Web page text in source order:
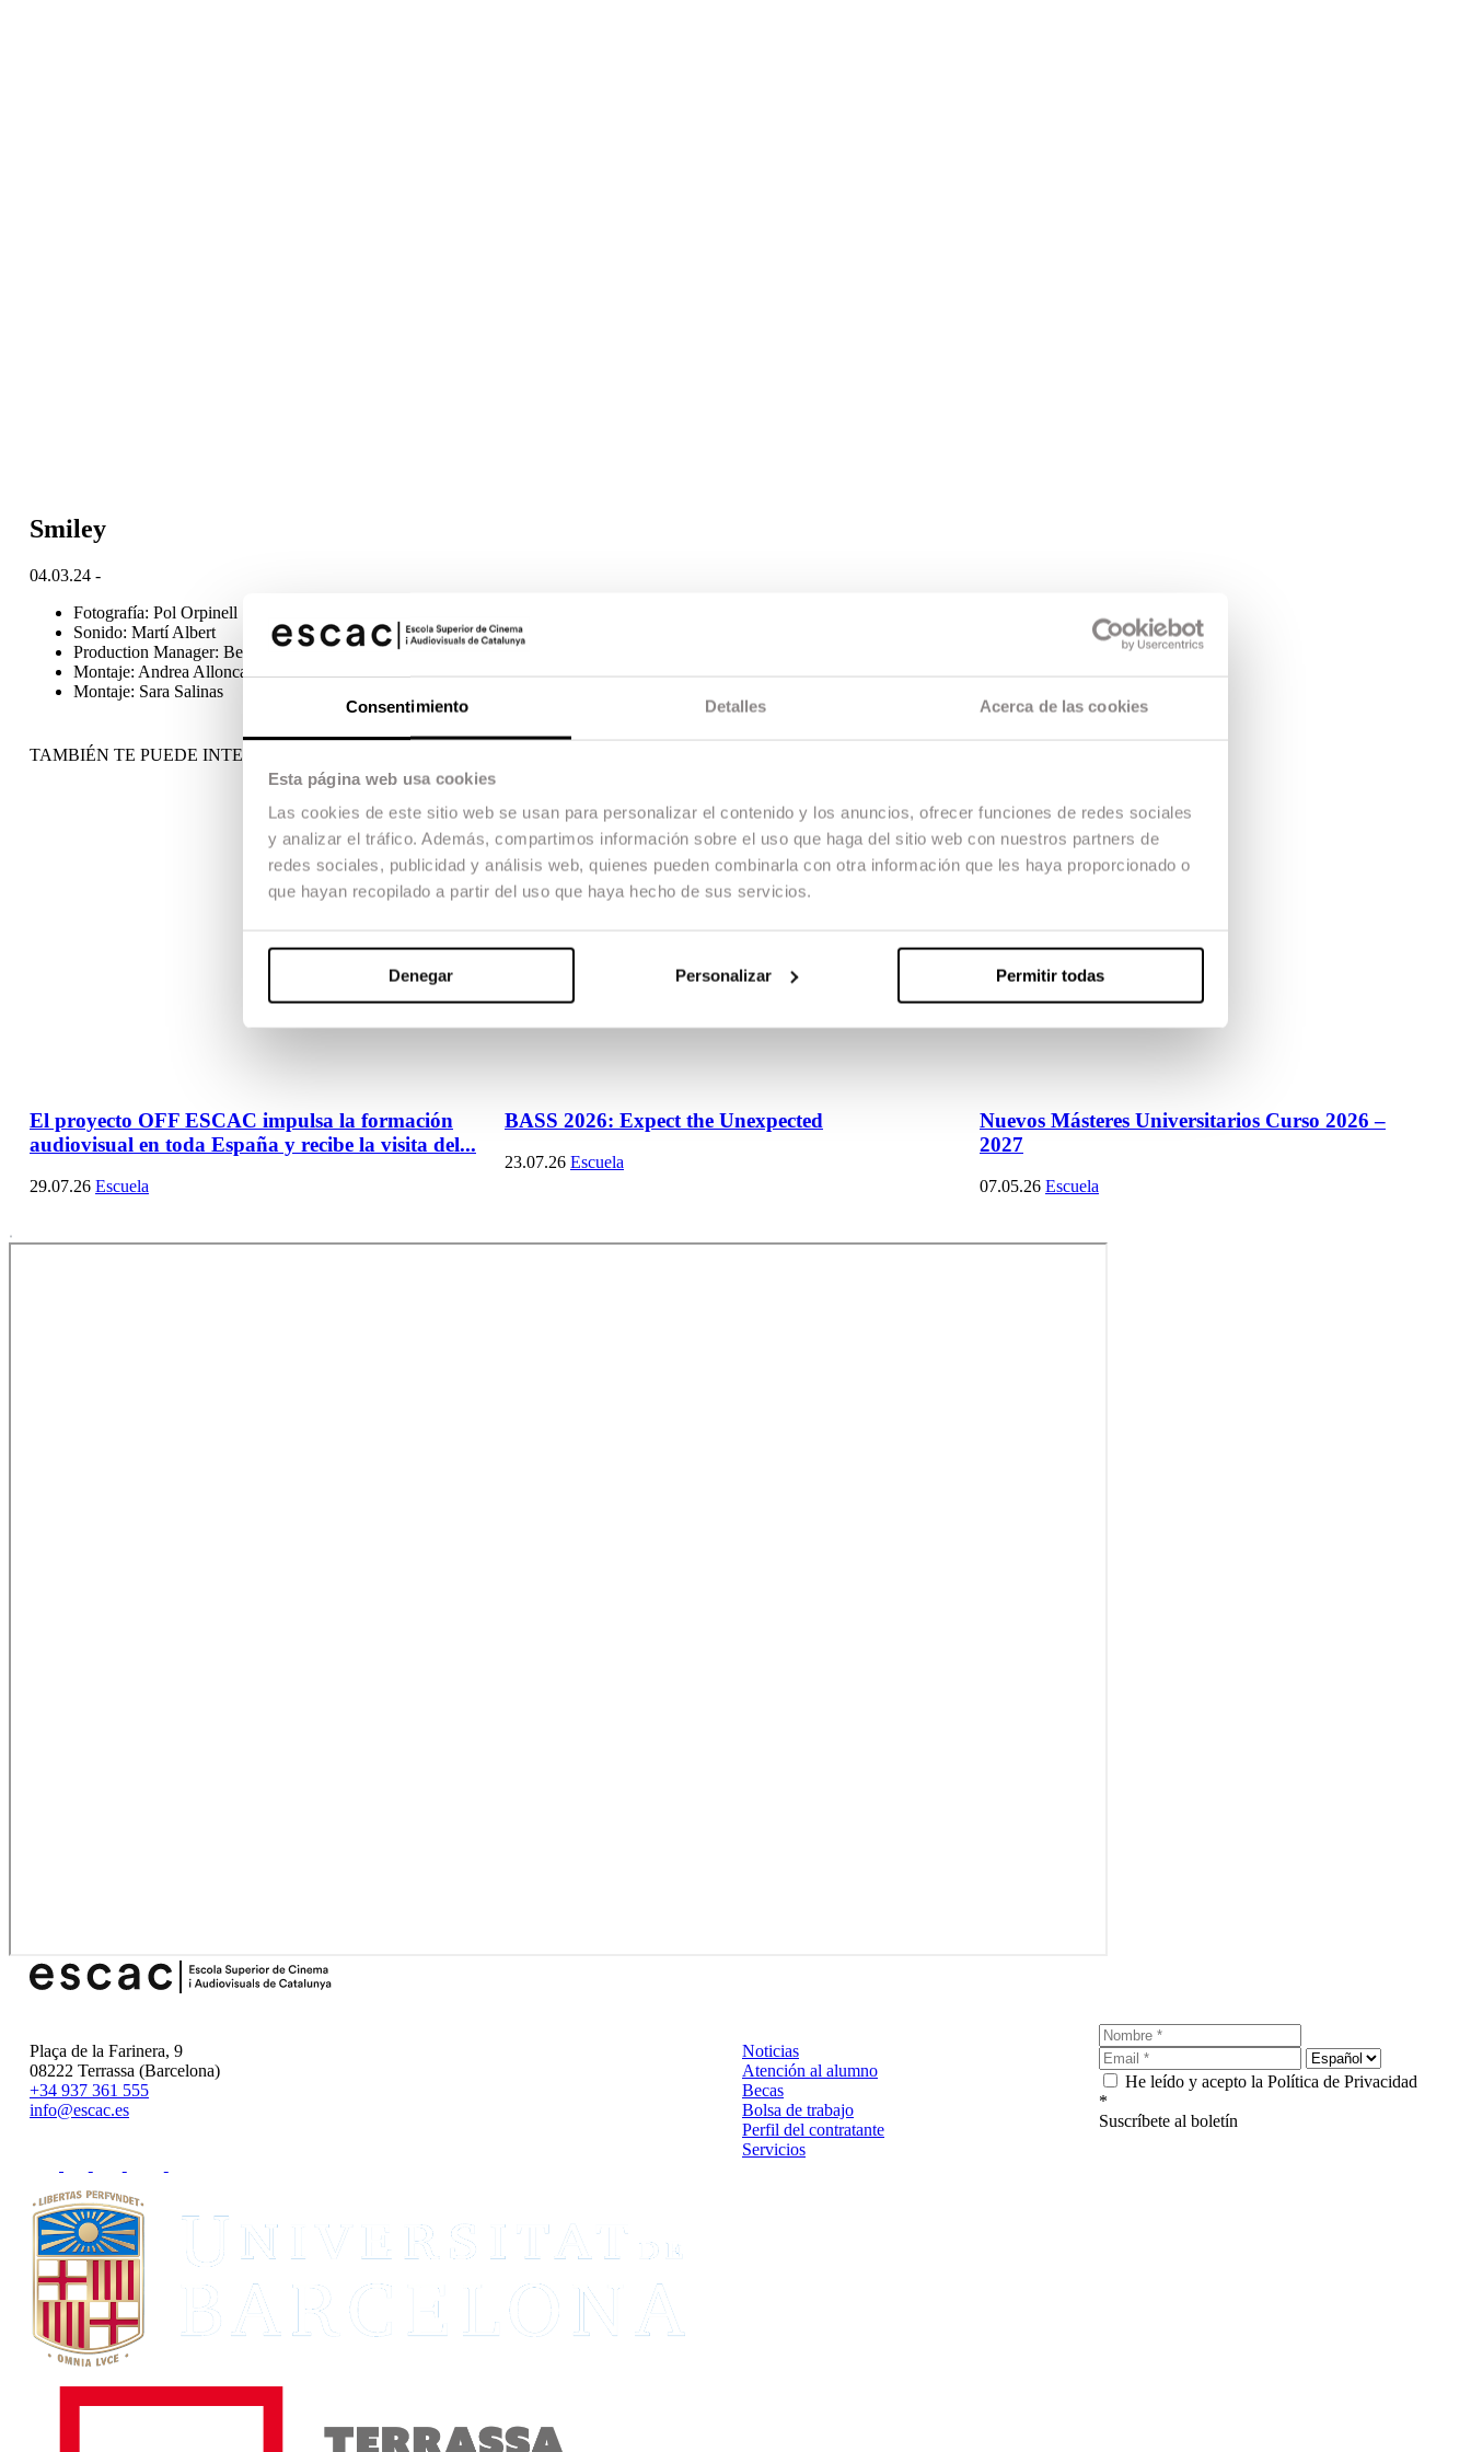
Consentimiento Detalles Acerca de las cookies
Esta página web usa cookies
Las cookies de este sitio web se usan para personalizar el contenido y los anuncios, ofrecer funciones de redes sociales
y analizar el tráfico. Además, compartimos información sobre el uso que haga del sitio web con nuestros partners de
redes sociales, publicidad y análisis web, quienes pueden combinarla con otra información que les haya proporcionado o
que hayan recopilado a partir del uso que haya hecho de sus servicios.
Denegar Personalizar Permitir todas
Smiley
04.03.24 -
Fotografía: Pol Orpinell
Sonido: Martí Albert
Production Manager: Bernat Llonch
Montaje: Andrea Allonca
Montaje: Sara Salinas
TAMBIÉN TE PUEDE INTERESAR
El proyecto OFF ESCAC impulsa la formación
audiovisual en toda España y recibe la visita del...
29.07.26 Escuela
BASS 2026: Expect the Unexpected
23.07.26 Escuela
Nuevos Másteres Universitarios Curso 2026 –
2027
07.05.26 Escuela
Plaça de la Farinera, 9
08222 Terrassa (Barcelona)
+34 937 361 555
info@escac.es
Noticias
Atención al alumno
Becas
Bolsa de trabajo
Perfil del contratante
Servicios
He leído y acepto la Política de Privacidad
*
Suscríbete al boletín